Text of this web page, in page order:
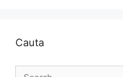
Cauta
Search